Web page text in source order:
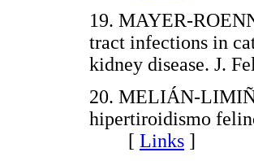
19. MAYER-
tract infections in
kidney disease. J.
20. MELIÁN-
hipertiroidismo
[ Links ]